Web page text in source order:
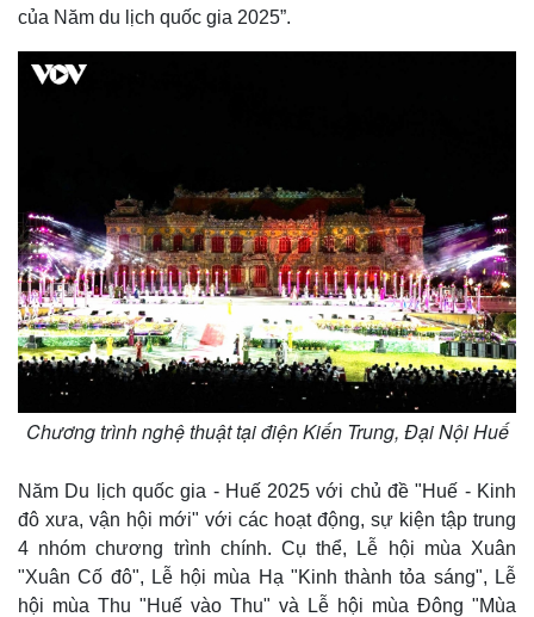
của Năm du lịch quốc gia 2025”.
Chương trình nghệ thuật tại điện Kiến Trung, Đại Nội Huế
Năm Du lịch quốc gia - Huế 2025 với chủ đề "Huế - Kinh
đô xưa, vận hội mới" với các hoạt động, sự kiện tập trung
4 nhóm chương trình chính. Cụ thể, Lễ hội mùa Xuân
"Xuân Cố đô", Lễ hội mùa Hạ "Kinh thành tỏa sáng", Lễ
hội mùa Thu "Huế vào Thu" và Lễ hội mùa Đông "Mùa